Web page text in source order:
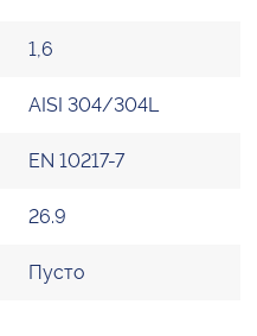
1,6
AISI 304/304L
EN 10217-7
26.9
Пусто